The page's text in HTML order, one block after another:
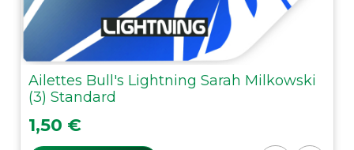
Ailettes Bull's Lightning Sarah Milkowski
(3) Standard
Prix
1,50 €